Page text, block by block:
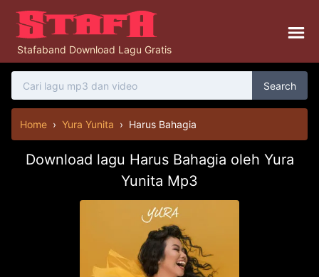
Stafaband Download Lagu Gratis
Search
Home › Yura Yunita › Harus Bahagia
Download lagu Harus Bahagia oleh Yura
Yunita Mp3